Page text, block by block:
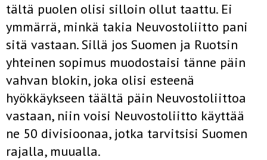
tältä puolen olisi silloin ollut taattu. Ei
ymmärrä, minkä takia Neuvostoliitto pani
sitä vastaan. Sillä jos Suo­men ja Ruotsin
yhteinen sopimus muodostaisi tänne päin
vah­van blokin, joka olisi esteenä
hyökkäykseen täältä päin Neuvos­toliittoa
vastaan, niin voisi Neuvostoliitto käyttää
ne 50 divisioo­naa, jotka tarvitsisi Suomen
rajalla, muualla.